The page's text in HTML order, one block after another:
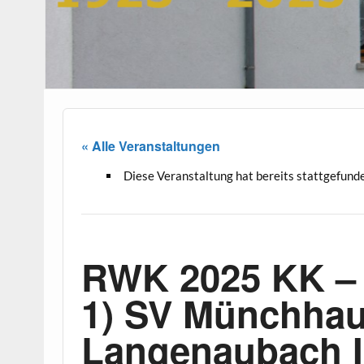
« Alle Veranstaltungen
Diese Veranstaltung hat bereits
RWK 2025 KK
1) SV
Langenaubach I